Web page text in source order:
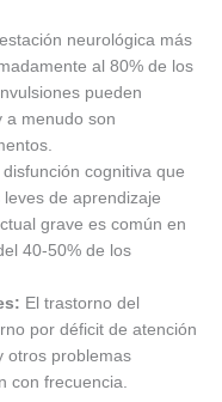
neurológica más
al 80% de los
pueden
a menudo son
disfunción cognitiva que
de aprendizaje
grave es común en
40-50% de los
El trastorno del
por déficit de atención
otros problemas
con frecuencia.